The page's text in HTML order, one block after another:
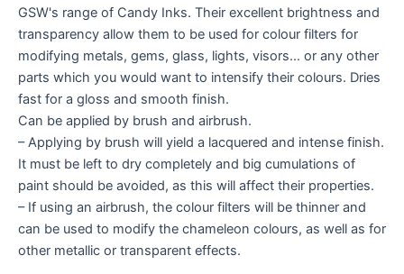
GSW's range of Candy Inks. Their excellent brightness and
transparency allow them to be used for colour filters for
modifying metals, gems, glass, lights, visors… or any other
parts which you would want to intensify their colours. Dries
fast for a gloss and smooth finish.
Can be applied by brush and airbrush.
– Applying by brush will yield a lacquered and intense finish.
It must be left to dry completely and big cumulations of
paint should be avoided, as this will affect their properties.
– If using an airbrush, the colour filters will be thinner and
can be used to modify the chameleon colours, as well as for
other metallic or transparent effects.